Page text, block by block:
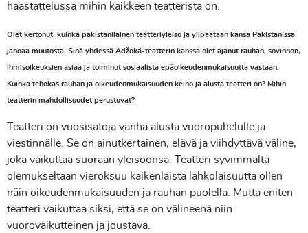
haastattelussa mihin kaikkeen teatterista on.
Olet kertonut, kuinka pakistanilainen teatteriyleisö ja ylipäätään kansa Pakistanissa
janoaa muutosta. Sinä yhdessä Aǆoká-teatterin kanssa olet ajanut rauhan, sovinnon,
ihmisoikeuksien asiaa ja toiminut sosiaalista epäoikeudenmukaisuutta vastaan.
Kuinka tehokas rauhan ja oikeudenmukaisuuden keino ja alusta teatteri on? Mihin
teatterin mahdollisuudet perustuvat?
Teatteri on vuosisatoja vanha alusta vuoropuhelulle ja
viestinnälle. Se on ainutkertainen, elävä ja viihdyttävä väline,
joka vaikuttaa suoraan yleisöönsä. Teatteri syvimmältä
olemukseltaan vieroksuu kaikenlaista lahkolaisuutta ollen
näin oikeudenmukaisuuden ja rauhan puolella. Mutta eniten
teatteri vaikuttaa siksi, että se on välineenä niin
vuorovaikutteinen ja joustava.